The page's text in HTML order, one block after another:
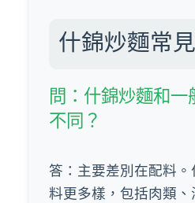
什錦炒麵常
問：什錦炒麵和一
不同？
答：主要差別在配料
料更多樣，包括肉類